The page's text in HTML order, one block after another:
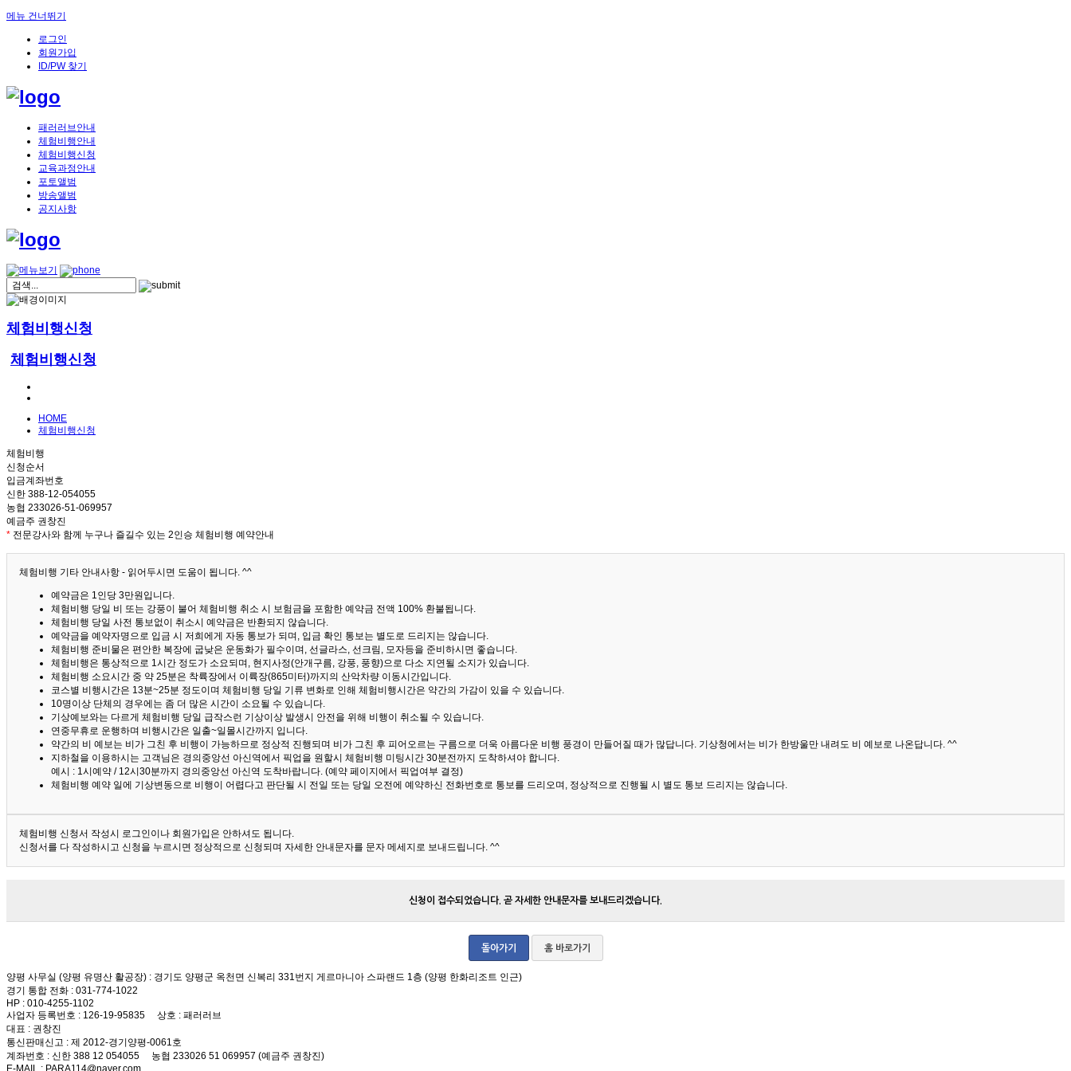
메뉴 건너뛰기
로그인
회원가입
ID/PW 찾기
패러러브안내
체험비행안내
체험비행신청
교육과정안내
포토앨범
방송앨범
공지사항
체험비행신청
체험비행신청
HOME
체험비행신청
체험비행
신청순서
입금계좌번호
신한 388-12-054055
농협 233026-51-069957
예금주 권창진
* 전문강사와 함께 누구나 즐길수 있는 2인승 체험비행 예약안내
체험비행 기타 안내사항 - 읽어두시면 도움이 됩니다. ^^
예약금은 1인당 3만원입니다.
체험비행 당일 비 또는 강풍이 불어 체험비행 취소 시 보험금을 포함한 예약금 전액 100% 환불됩니다.
체험비행 당일 사전 통보없이 취소시 예약금은 반환되지 않습니다.
예약금을 예약자명으로 입금 시 저희에게 자동 통보가 되며, 입금 확인 통보는 별도로 드리지는 않습니다.
체험비행 준비물은 편안한 복장에 굽낮은 운동화가 필수이며, 선글라스, 선크림, 모자등을 준비하시면 좋습니다.
체험비행은 통상적으로 1시간 정도가 소요되며, 현지사정(안개구름, 강풍, 풍향)으로 다소 지연될 소지가 있습니다.
체험비행 소요시간 중 약 25분은 착륙장에서 이륙장(865미터)까지의 산악차량 이동시간입니다.
코스별 비행시간은 13분~25분 정도이며 체험비행 당일 기류 변화로 인해 체험비행시간은 약간의 가감이 있을 수 있습니다.
10명이상 단체의 경우에는 좀 더 많은 시간이 소요될 수 있습니다.
기상예보와는 다르게 체험비행 당일 급작스런 기상이상 발생시 안전을 위해 비행이 취소될 수 있습니다.
연중무휴로 운행하며 비행시간은 일출~일몰시간까지 입니다.
약간의 비 예보는 비가 그친 후 비행이 가능하므로 정상적 진행되며 비가 그친 후 피어오르는 구름으로 더욱 아름다운 비행 풍경이 만들어질 때가 많답니다. 기상청에서는 비가 한방울만 내려도 비 예보로 나온답니다. ^^
지하철을 이용하시는 고객님은 경의중앙선 아신역에서 픽업을 원할시 체험비행 미팅시간 30분전까지 도착하셔야 합니다.
예시 : 1시예약 / 12시30분까지 경의중앙선 아신역 도착바랍니다. (예약 페이지에서 픽업여부 결정)
체험비행 예약 일에 기상변동으로 비행이 어렵다고 판단될 시 전일 또는 당일 오전에 예약하신 전화번호로 통보를 드리오며, 정상적으로 진행될 시 별도 통보 드리지는 않습니다.
체험비행 신청서 작성시 로그인이나 회원가입은 안하셔도 됩니다.
신청서를 다 작성하시고 신청을 누르시면 정상적으로 신청되며 자세한 안내문자를 문자 메세지로 보내드립니다. ^^
신청이 접수되었습니다. 곧 자세한 안내문자를 보내드리겠습니다.
돌아가기 홈 바로가기
양평 사무실 (양평 유명산 활공장) : 경기도 양평군 옥천면 신복리 331번지 게르마니아 스파랜드 1층 (양평 한화리조트 인근)
경기 통합 전화 : 031-774-1022
HP : 010-4255-1102
사업자 등록번호 : 126-19-95835 상호 : 패러러브
대표 : 권창진
통신판매신고 : 제 2012-경기양평-0061호
계좌번호 : 신한 388 12 054055 농협 233026 51 069957 (예금주 권창진)
E-MAIL
: PARA114@naver.com